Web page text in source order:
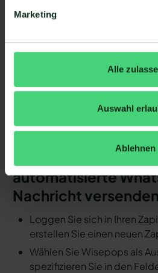
Marketing
Alle
Auswahl
Ablehnen
hinzufügen.
Schritt 4: Die Handlung,
soll, exakt definieren (z.B.
Nachrichtenvorlage mit
Fertig! So schnell ersparen
Arbeitsaufwand.
Ereignis in Wisepops
automatisierte
Nachricht versenden
Loggen Sie sich in Ihren
erstellen Sie einen neuen
Wählen Sie Wisepops als
spezifizieren Sie in den